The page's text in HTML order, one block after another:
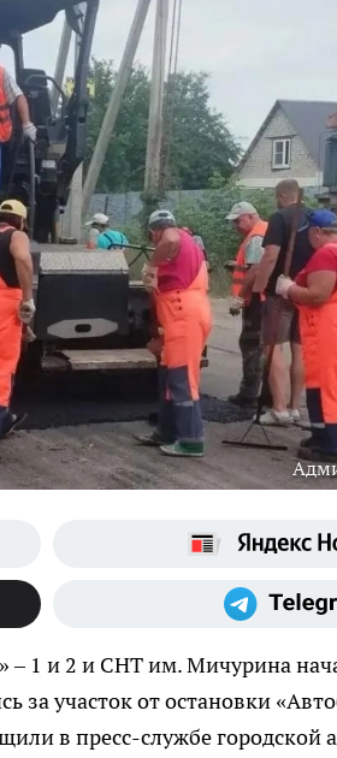
– 1 и 2 и СНТ им. Мичурина
за участок от остановки
в пресс-службе городской